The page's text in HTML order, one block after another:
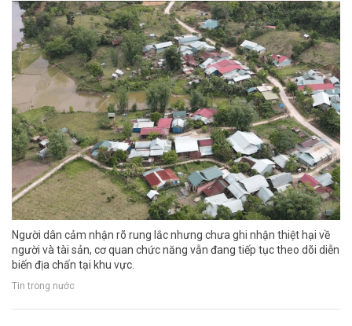
Người dân cảm nhận rõ rung lắc nhưng chưa ghi nhận thiệt hại về
người và tài sản, cơ quan chức năng vẫn đang tiếp tục theo dõi diễn
biến địa chấn tại khu vực.
Tin trong nước